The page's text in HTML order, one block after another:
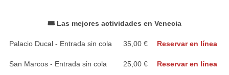
🎟️ Las mejores actividades en Venecia
Palacio Ducal - Entrada sin cola 35,00 € Reservar en línea
San Marcos - Entrada sin cola 25,00 € Reservar en línea